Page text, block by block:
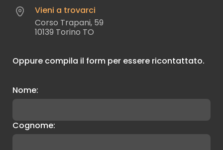
Vieni a trovarci
Corso Trapani, 59
10139 Torino TO
Oppure compila il form per essere ricontattato.
Nome:
Cognome: